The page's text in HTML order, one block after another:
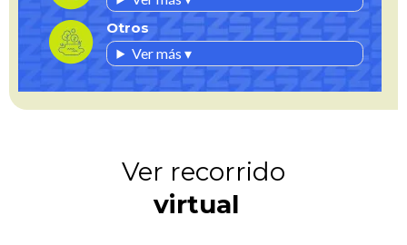
Otros
Ver más ▾
Ver recorrido
virtual